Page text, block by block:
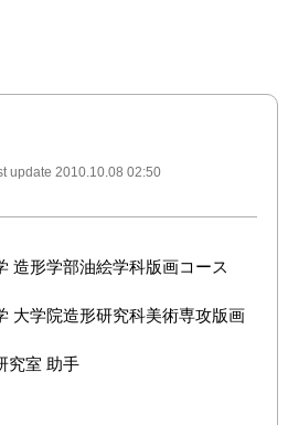
update 2010.10.08 02:50
造形学部油絵学科版画コース
大学院造形研究科美術専攻版画
究室 助手